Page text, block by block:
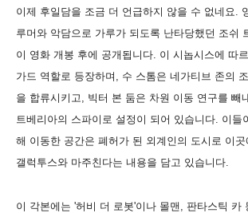
이제 후일담을 조금 더 언급하지 않을 수 없네요.
루머와 악담으로 가루가 되도록 난타당했던 조쉬
이 영화 개봉 후에 공개됩니다. 이 시놉시스에 따
가드 역할로 등장하며, 수 스톰은 네가티브 존의
을 합류시키고, 빅터 본 둠은 차원 이동 연구를 빼
트베리아의 스파이로 설정이 되어 있습니다. 이들
해 이동한 공간은 폐허가 된 외계인의 도시로 이
갤럭투스와 마주친다는 내용을 담고 있습니다.
이 각본에는 '허비 더 로봇'이나 몰맨, 판타스틱 카